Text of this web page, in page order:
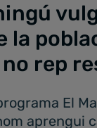
la
rep
El
aprengui